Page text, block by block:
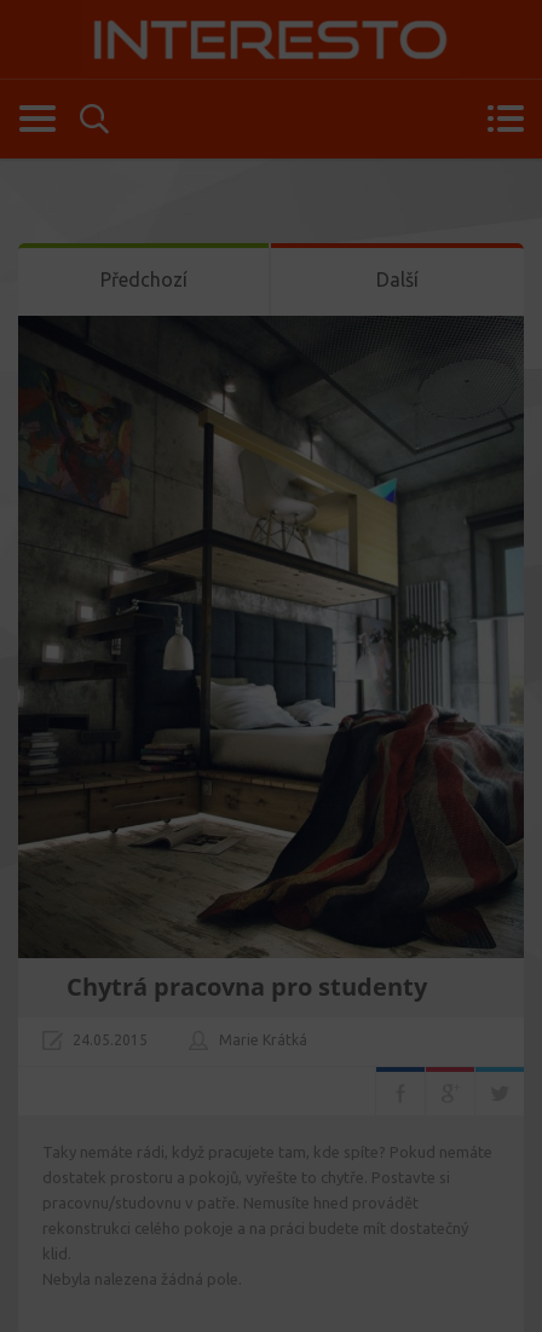
Předchozí Další
Chytrá pracovna pro studenty
24.05.2015 Marie Krátká
Taky nemáte rádi, když pracujete tam, kde spíte? Pokud nemáte
dostatek prostoru a pokojů, vyřešte to chytře. Postavte si
pracovnu/studovnu v patře. Nemusíte hned provádět
rekonstrukci celého pokoje a na práci budete mít dostatečný
klid.
Nebyla nalezena žádná pole.